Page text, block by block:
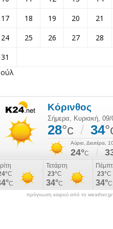
17
18 19 20 21
24
25 26 27 28
31
πρόγνωση καιρού από το weather.gr